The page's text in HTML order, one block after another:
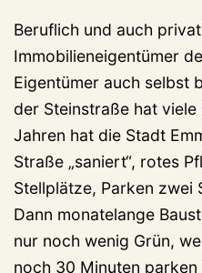
Beruflich und auch
Immobilieneigentümer
Eigentümer auch selbst
der Steinstraße hat
Jahren hat die Stadt
Straße „saniert“, rotes
Stellplätze, Parken zwei
Dann monatelange
nur noch wenig Grün,
noch 30 Minuten